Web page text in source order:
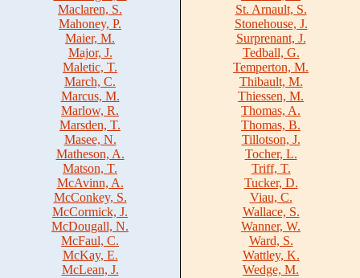
Maclaren, S.
Mahoney, P.
Maier, M.
Major, J.
Maletic, T.
March, C.
Marcus, M.
Marlow, R.
Marsden, T.
Masee, N.
Matheson, A.
Matson, T.
McAvinn, A.
McConkey, S.
McCormick, J.
McDougall, N.
McFaul, C.
McKay, E.
McLean, J.
St. Arnault, S.
Stonehouse, J.
Surprenant, J.
Tedball, G.
Temperton, M.
Thibault, M.
Thiessen, M.
Thomas, A.
Thomas, B.
Tillotson, J.
Tocher, L.
Triff, T.
Tucker, D.
Viau, C.
Wallace, S.
Wanner, W.
Ward, S.
Wattley, K.
Wedge, M.